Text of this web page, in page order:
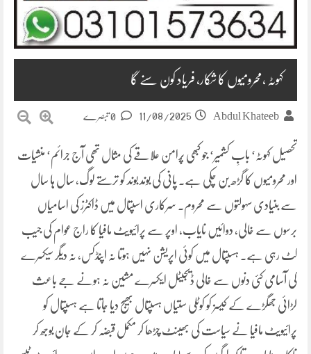
کہوٹہ ،محرومیوں کا شکار، فریاد کون سنے گا
Abdul Khateeb
11/08/2025
تحصیل کہوٹہ‘ بابِ کشمیر‘ جو کبھی پُرامن علاقے کی مثال تھی آج جرائم‘ منشیات
اور محرومیوں کا گڑھ بن چکی ہے۔ پانی کی بوند بوند کو ترستے لوگ، سال ہا سال
سے بنیادی سہولتوں سے محروم۔ سرکاری اسپتال میں ڈاکٹرز کی اسامیاں
برسوں سے خالی، دوائیں نایاب، اوپر سے پرائیویٹ مافیا کا راج عوام کی جیب
کٹ رہی ہے۔ ہسپتال میں کوئی اپریشن نہیں ہوتا نہ اپنڈکس، نہ دیگر سیکسرے
کی آسامی کئی دنوں سے خالی ڈیجیٹل ایکسرے مشین نہ ہونے جے باعث
لڑائی جھگڑے کے کیسز کو کوٹلی ستیاں ہسپتال بھیج دیا جاتا ہے ہسپتال کو
پرائیویٹ مافیا نے سیاست کی بھینٹ چڑھا کر مکمل قبضہ کر کے جان بوجھ کر